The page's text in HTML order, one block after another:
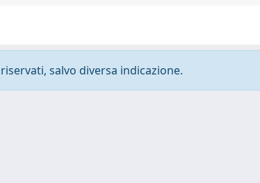
salvo diversa indicazione.